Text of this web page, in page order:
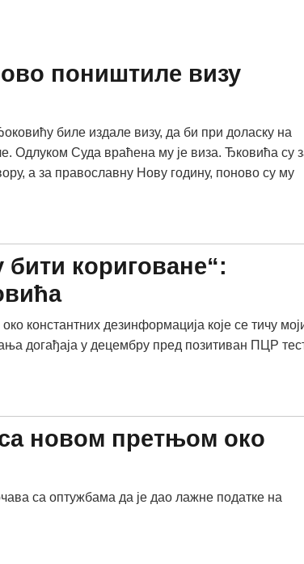
поништиле визу
биле издале визу, да би при доласку на
Одлуком Суда враћена му је виза. Ђковића су
а за православну Нову годину, поново су му
кориговане“:
константних дезинформација које се тичу
догађаја у децембру пред позитиван ПЦР
новом претњом око
са оптужбама да је дао лажне податке на